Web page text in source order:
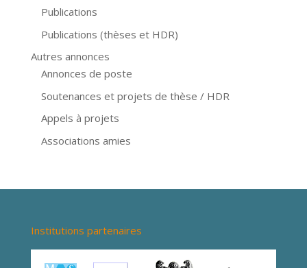
Publications
Publications (thèses et HDR)
Autres annonces
Annonces de poste
Soutenances et projets de thèse / HDR
Appels à projets
Associations amies
Institutions partenaires